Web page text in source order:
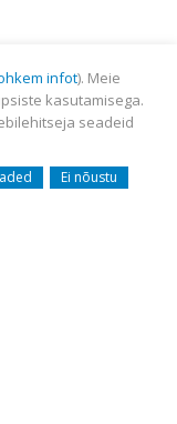
infot). Meie
kasutamisega.
seadeid
Ei nõustu